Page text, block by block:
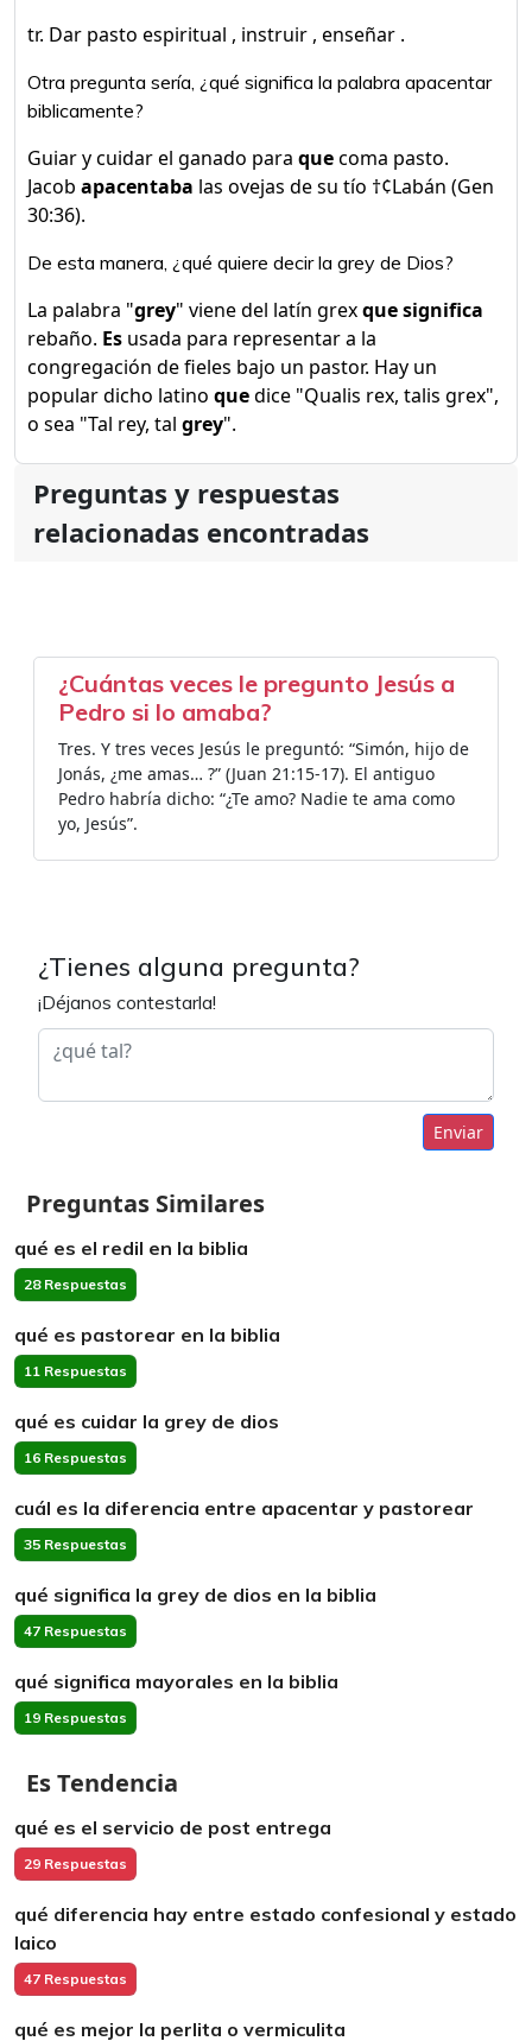
tr. Dar pasto espiritual , instruir , enseñar .
Otra pregunta sería, ¿qué significa la palabra apacentar
biblicamente?
Guiar y cuidar el ganado para quecoma pasto.
Jacob apacentaba las ovejas de su tío †¢Labán (Gen
30:36).
De esta manera, ¿qué quiere decir la grey de Dios?
La palabra "grey" viene del latín grexque significa
rebaño. Es usada para representar a la
congregación de fieles bajo un pastor. Hay un
popular dicho latino quedice "Qualis rex, talis grex",
o sea "Tal rey, tal grey".
Preguntas y respuestas
relacionadas encontradas
¿Cuántas veces le pregunto Jesús a
Pedro si lo amaba?
Tres. Y tres veces Jesús le preguntó: “Simón, hijo de
Jonás, ¿me amas… ?” (Juan 21:15-17). El antiguo
Pedro habría dicho: “¿Te amo? Nadie te ama como
yo, Jesús”.
¿Tienes alguna pregunta?
¡Déjanos contestarla!
Enviar
Preguntas Similares
qué es el redil en la biblia
28 Respuestas
qué es pastorear en la biblia
11 Respuestas
qué es cuidar la grey de dios
16 Respuestas
cuál es la diferencia entre apacentar y pastorear
35 Respuestas
qué significa la grey de dios en la biblia
47 Respuestas
qué significa mayorales en la biblia
19 Respuestas
Es Tendencia
qué es el servicio de post entrega
29 Respuestas
qué diferencia hay entre estado confesional y estado
laico
47 Respuestas
qué es mejor la perlita o vermiculita